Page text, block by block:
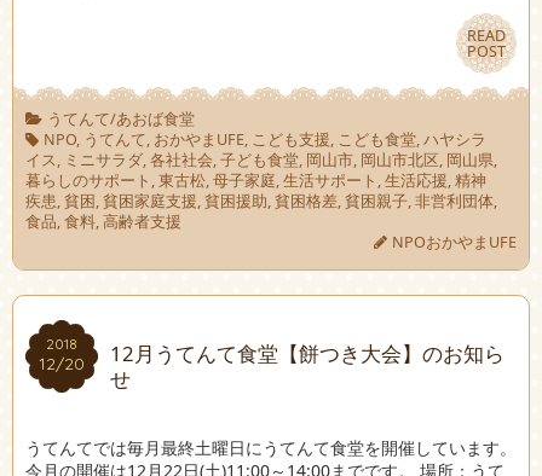
READ
POST
READ
POST
うてんて/あおば食堂
NPO, うてんて, おかやまUFE, こども支援, こども食堂,ハヤシラ
イス, ミニサラダ,各社社会,子ども食堂, 岡山市, 岡山市北区, 岡山県,
暮らしのサポート ,東古松,母子家庭,生活サポート ,生活応援,精神
疾患,貧困,貧困家庭支援,貧困援助,貧困格差,貧困親子,非営利団体,
食品,食料,高齢者支援
NPOおかやまUFE
2018
12/20
2018
12/20
12月うてんて食堂【餅つき大会】のお知ら
せ
うてんてでは毎月最終土曜日にうてんて食堂を開催しています。
今月の開催は12月22日(土)11:00～14:00までです。 場所：うて